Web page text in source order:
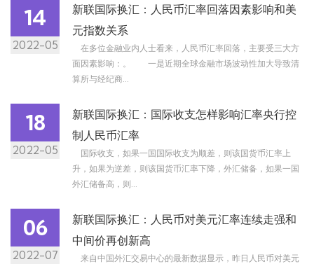
14
2022-05
新联国际换汇：人民币汇率回落因素影响和美
元指数关系
在多位金融业内人士看来，人民币汇率回落，主要受三大方
面因素影响：。 一是近期全球金融市场波动性加大导致清
算所与经纪商...
18
2022-05
新联国际换汇：国际收支怎样影响汇率央行控
制人民币汇率
国际收支，如果一国国际收支为顺差，则该国货币汇率上
升，如果为逆差，则该国货币汇率下降，外汇储备，如果一国
外汇储备高，则...
06
2022-07
新联国际换汇：人民币对美元汇率连续走强和
中间价再创新高
来自中国外汇交易中心的最新数据显示，昨日人民币对美元